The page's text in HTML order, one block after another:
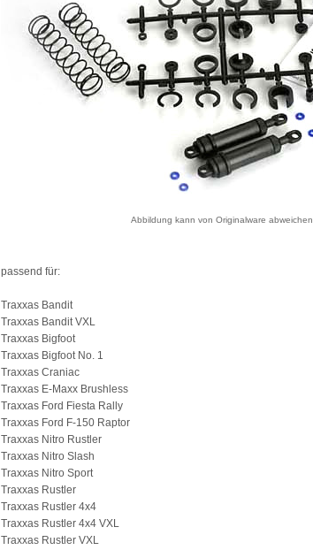
Abbildung kann von Originalware abweichen
passend für:
Traxxas Bandit
Traxxas Bandit VXL
Traxxas Bigfoot
Traxxas Bigfoot No. 1
Traxxas Craniac
Traxxas E-Maxx Brushless
Traxxas Ford Fiesta Rally
Traxxas Ford F-150 Raptor
Traxxas Nitro Rustler
Traxxas Nitro Slash
Traxxas Nitro Sport
Traxxas Rustler
Traxxas Rustler 4x4
Traxxas Rustler 4x4 VXL
Traxxas Rustler VXL